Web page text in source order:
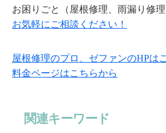
お困りごと（屋根修理、雨漏り修
お気軽にご相談ください！
屋根修理のプロ、ゼファンのHPは
料金ページはこちらから
関連キーワード